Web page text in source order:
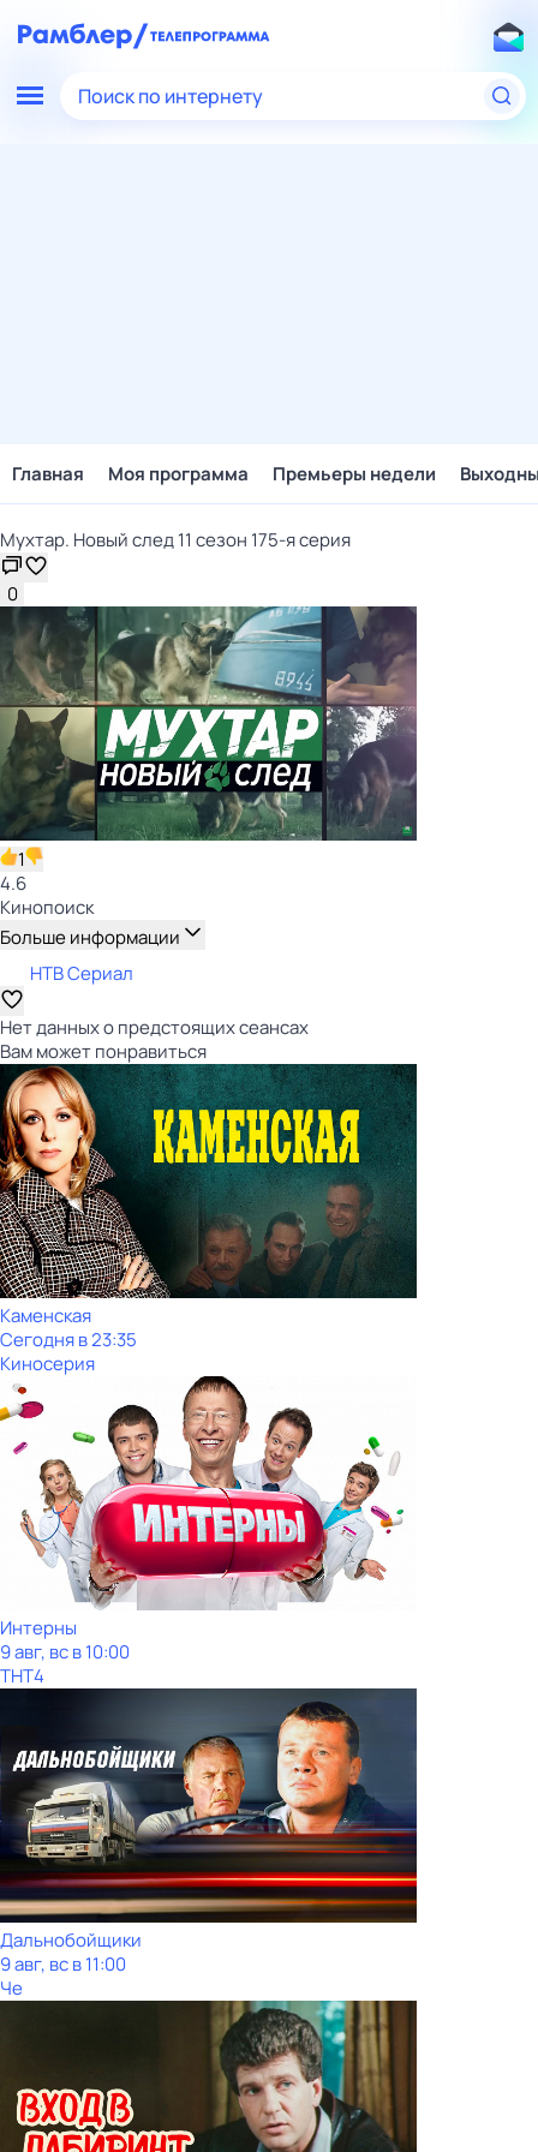
Поиск по интернету
Главная Моя программа Премьеры недели
Мухтар. Новый след 11 сезон 175-я серия
0
1
4.6
Кинопоиск
Больше информации
НТВ Сериал
Нет данных о предстоящих сеансах
Вам может понравиться
Каменская
Сегодня в 23:35
Киносерия
Интерны
9 авг, вс в 10:00
ТНТ4
Дальнобойщики
9 авг, вс в 11:00
Че